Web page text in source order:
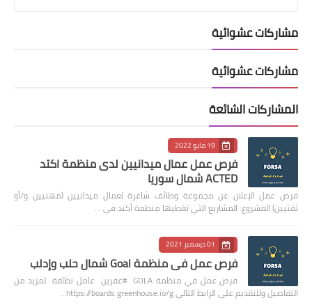
مشاركات عشوائية
مشاركات عشوائية
المشاركات الشائعة
19 مايو 2022
فرص عمل عمال ميدانيين لدى منظمة اكتد
ACTED شمال سوريا
فرص عمل الإعلان عن مجموعة وظائف شاغرة لعمال ميدانيين (مهنيين و/أو
تقنيين) المشروع: المشاريع التي تغطيها منظمة أكتد في …
01 ديسمبر 2021
فرص عمل في منظمة Goal شمال حلب وإدلب
فرص عمل في منظمة GOLA #عفرين عامل نظافة لمزيد من
التفاصيل وللتقديم على الرابط التالي https://boards.greenhouse.io/g…